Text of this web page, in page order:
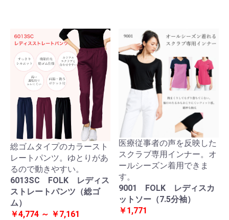
総ゴムタイプのカラースト
レートパンツ。ゆとりがあ
るので動きやすい。
6013SC FOLK レディス
ストレートパンツ（総ゴ
ム）
￥4,774 ～ ￥7,161
医療従事者の声を反映した
スクラブ専用インナー。オ
ールシーズン着用できま
す。
9001 FOLK レディスカ
ットソー（7.5分袖）
￥1,771